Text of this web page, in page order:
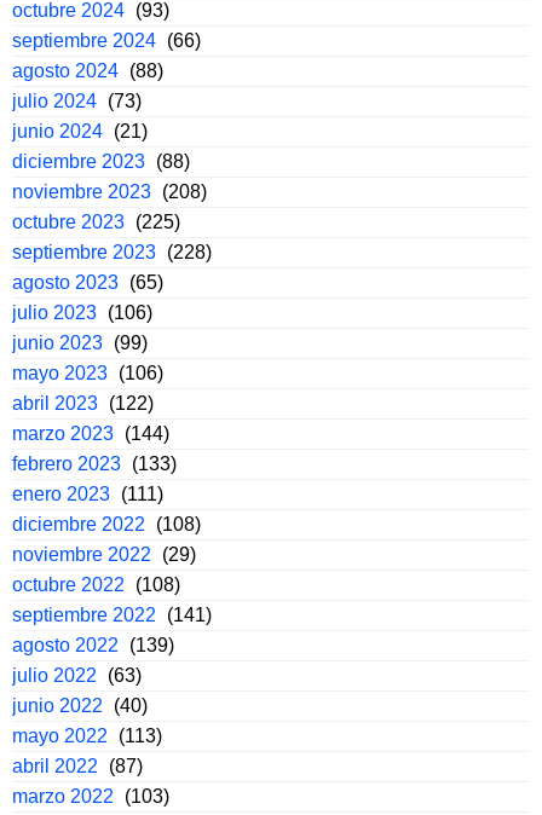
octubre 2024 (93)
septiembre 2024 (66)
agosto 2024 (88)
julio 2024 (73)
junio 2024 (21)
diciembre 2023 (88)
noviembre 2023 (208)
octubre 2023 (225)
septiembre 2023 (228)
agosto 2023 (65)
julio 2023 (106)
junio 2023 (99)
mayo 2023 (106)
abril 2023 (122)
marzo 2023 (144)
febrero 2023 (133)
enero 2023 (111)
diciembre 2022
(108)
noviembre 2022
(29)
octubre 2022
(108)
septiembre 2022
(141)
agosto 2022
(139)
julio 2022
(63)
junio 2022
(40)
mayo 2022
(113)
abril 2022
(87)
marzo 2022
(103)